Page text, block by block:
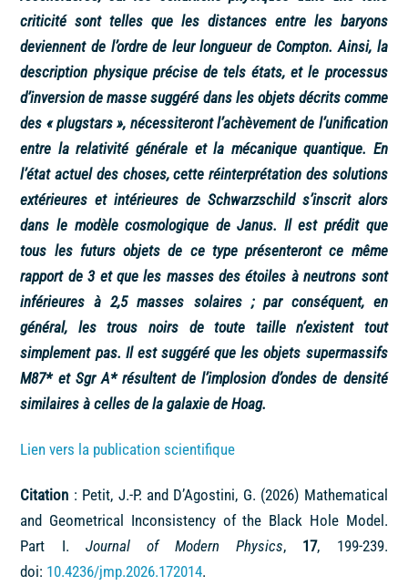
criticité sont telles que les distances entre les baryons
deviennent de l’ordre de leur longueur de Compton. Ainsi, la
description physique précise de tels états, et le processus
d’inversion de masse suggéré dans les objets décrits comme
des « plugstars », nécessiteront l’achèvement de l’unification
entre la relativité générale et la mécanique quantique. En
l’état actuel des choses, cette réinterprétation des solutions
extérieures et intérieures de Schwarzschild s’inscrit alors
dans le modèle cosmologique de Janus. Il est prédit que
tous les futurs objets de ce type présenteront ce même
rapport de 3 et que les masses des étoiles à neutrons sont
inférieures à 2,5 masses solaires ; par conséquent, en
général, les trous noirs de toute taille n’existent tout
simplement pas. Il est suggéré que les objets supermassifs
M87* et Sgr A* résultent de l’implosion d’ondes de densité
similaires à celles de la galaxie de Hoag.
Lien vers la publication scientifique
Citation : Petit, J.-P. and D’Agostini, G. (2026) Mathematical
and Geometrical Inconsistency of the Black Hole Model.
Part I. Journal of Modern Physics, 17, 199-239.
doi: 10.4236/jmp.2026.172014.